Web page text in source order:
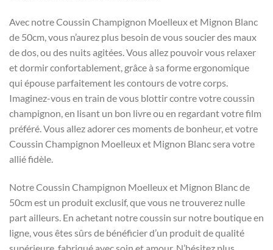
Avec notre Coussin Champignon Moelleux et Mignon Blanc
de 50cm, vous n’aurez plus besoin de vous soucier des maux
de dos, ou des nuits agitées. Vous allez pouvoir vous relaxer
et dormir confortablement, grâce à sa forme ergonomique
qui épouse parfaitement les contours de votre corps.
Imaginez-vous en train de vous blottir contre votre coussin
champignon, en lisant un bon livre ou en regardant votre film
préféré. Vous allez adorer ces moments de bonheur, et votre
Coussin Champignon Moelleux et Mignon Blanc sera votre
allié fidèle.
Notre Coussin Champignon Moelleux et Mignon Blanc de
50cm est un produit exclusif, que vous ne trouverez nulle
part ailleurs. En achetant notre coussin sur notre boutique en
ligne, vous êtes sûrs de bénéficier d’un produit de qualité
supérieure, fabriqué avec soin et amour. N’hésitez plus,